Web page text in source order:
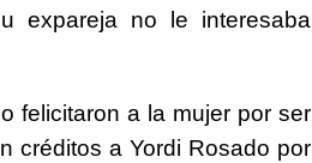
expareja no le interesaba
felicitaron a la mujer por ser
créditos a Yordi Rosado por